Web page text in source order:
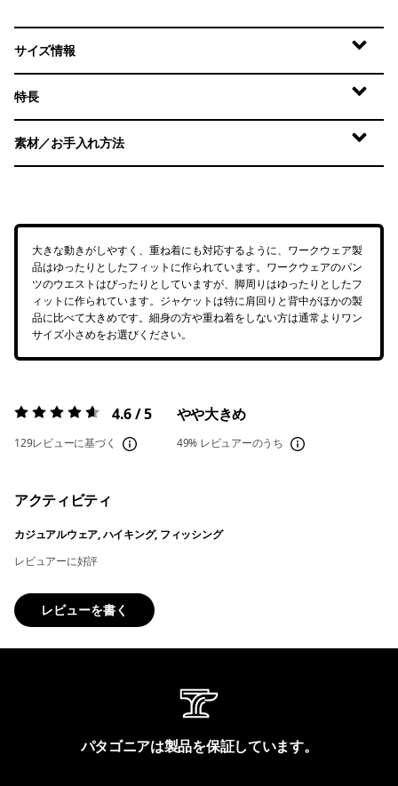
サイズ情報
特長
素材／お手入れ方法
大きな動きがしやすく、重ね着にも対応するように、ワークウェア製
品はゆったりとしたフィットに作られています。ワークウェアのパン
ツのウエストはぴったりとしていますが、脚周りはゆったりとしたフ
ィットに作られています。ジャケットは特に肩回りと背中がほかの製
品に比べて大きめです。細身の方や重ね着をしない方は通常よりワン
サイズ小さめをお選びください。
評価:4.6 / 5 4.6 / 5
129レビューに基づく
やや大きめ
49% レビュアーのうち
アクティビティ
カジュアルウェア, ハイキング, フィッシング
レビュアーに好評
レビューを書く
パタゴニアは製品を保証しています。